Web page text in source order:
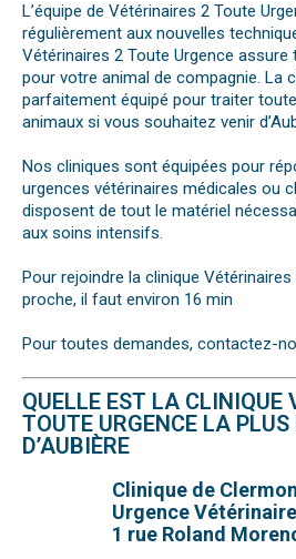
L’équipe de Vétérinaires 2 Toute
régulièrement aux nouvelles
Vétérinaires 2 Toute Urgence
pour votre animal de compagnie. La
parfaitement équipé pour traiter
animaux si vous souhaitez venir
Nos cliniques sont équipées pour
urgences vétérinaires médicales ou
disposent de tout le matériel
aux soins intensifs.
Pour rejoindre la clinique
proche, il faut environ 16 min
Pour toutes demandes, contactez-
QUELLE EST LA CLINIQUE
TOUTE URGENCE LA PLUS
D’AUBIÈRE
Clinique de
Urgence Vétérinaire
1 rue Roland